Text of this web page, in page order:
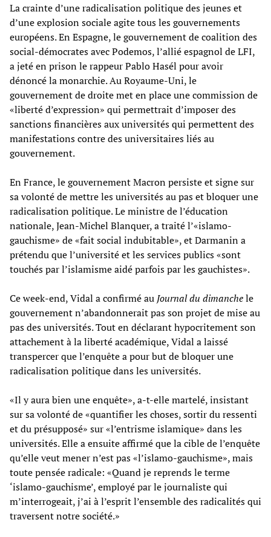
La crainte d’une radicalisation politique des jeunes et
d’une explosion sociale agite tous les gouvernements
européens. En Espagne, le gouvernement de coalition des
social-démocrates avec Podemos, l’allié espagnol de LFI,
a jeté en prison le rappeur Pablo Hasél pour avoir
dénoncé la monarchie. Au Royaume-Uni, le
gouvernement de droite met en place une commission de
«liberté d’expression» qui permettrait d’imposer des
sanctions financières aux universités qui permettent des
manifestations contre des universitaires liés au
gouvernement.
En France, le gouvernement Macron persiste et signe sur
sa volonté de mettre les universités au pas et bloquer une
radicalisation politique. Le ministre de l’éducation
nationale, Jean-Michel Blanquer, a traité l’«islamo-
gauchisme» de «fait social indubitable», et Darmanin a
prétendu que l’université et les services publics «sont
touchés par l’islamisme aidé parfois par les gauchistes».
Ce week-end, Vidal a confirmé au Journal du dimanchele
gouvernement n’abandonnerait pas son projet de mise au
pas des universités. Tout en déclarant hypocritement son
attachement à la liberté académique, Vidal a laissé
transpercer que l’enquête a pour but de bloquer une
radicalisation politique dans les universités.
«Il y aura bien une enquête», a-t-elle martelé, insistant
sur sa volonté de «quantifier les choses, sortir du ressenti
et du présupposé» sur «l’entrisme islamique» dans les
universités. Elle a ensuite affirmé que la cible de l’enquête
qu’elle veut mener n’est pas «l’islamo-gauchisme», mais
toute pensée radicale: «Quand je reprends le terme
‘islamo-gauchisme’, employé par le journaliste qui
m’interrogeait, j’ai à l’esprit l’ensemble des radicalités qui
traversent notre société.»